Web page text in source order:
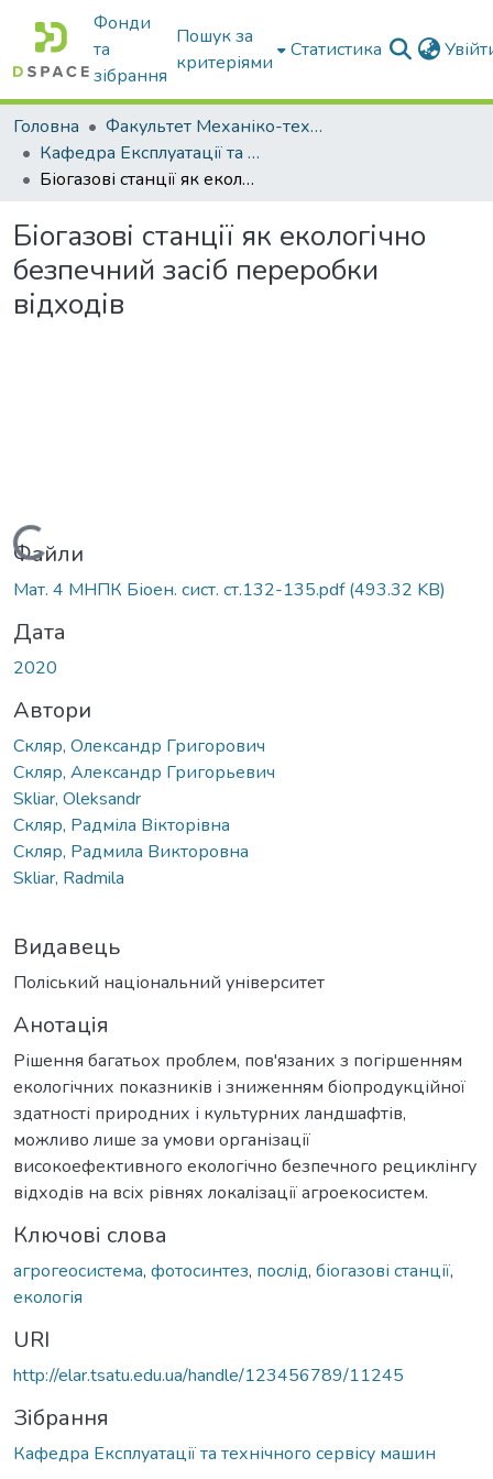
Фонди
та
зібрання
Пошук за
критеріями
Статистика
Головна
Факультет Механіко-технологічний
Кафедра Експлуатації та технічного сервісу машин
Біогазові станції як екологічно безпечний засіб переробки відходів
Біогазові станції як екологічно
безпечний засіб переробки
відходів
Вантажиться...
Файли
Мат. 4 МНПК Біоен. сист. ст.132-135.pdf(493.32 KB)
Дата
2020
Автори
Скляр, Олександр Григорович
Скляр, Александр Григорьевич
Skliar, Oleksandr
Скляр, Радміла Вікторівна
Скляр, Радмила Викторовна
Skliar, Radmila
Видавець
Поліський національний університет
Анотація
Рішення багатьох проблем, пов'язаних з погіршенням
екологічних показників і зниженням біопродукційної
здатності природних і культурних ландшафтів,
можливо лише за умови організації
високоефективного екологічно безпечного рециклінгу
відходів на всіх рівнях локалізації агроекосистем.
Ключові слова
агрогеосистема, фотосинтез, послід, біогазові станції,
екологія
URI
http://elar.tsatu.edu.ua/handle/123456789/11245
Зібрання
Кафедра Експлуатації та технічного сервісу машин